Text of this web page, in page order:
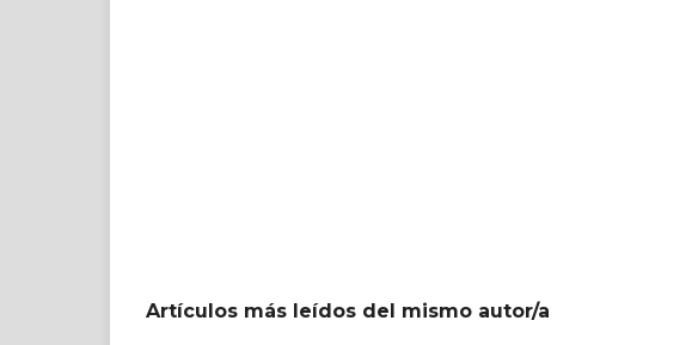
Artículos más leídos del mismo autor/a